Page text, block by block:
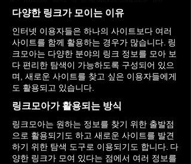
다양한 링크가 모이는 이유
인터넷 이용자들은 하나의 사이트보다 여러
사이트를 함께 활용하는 경우가 많습니다. 링
크모아는 다양한 분야의 링크 정보를 모아 보
다 편리한 탐색이 가능하도록 구성되어 있으
며, 새로운 사이트를 찾고 싶은 이용자들에게
도 활용되고 있습니다.
링크모아가 활용되는 방식
링크모아는 원하는 정보를 찾기 위한 출발점
으로 활용되기도 하고 새로운 사이트를 발견
하기 위한 탐색 도구로 이용되기도 합니다. 다
양한 링크가 모여 있다는 점에서 여러 정보를